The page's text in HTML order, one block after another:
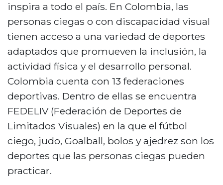
inspira a todo el país. En Colombia, las
personas ciegas o con discapacidad visual
tienen acceso a una variedad de deportes
adaptados que promueven la inclusión, la
actividad física y el desarrollo personal.
Colombia cuenta con 13 federaciones
deportivas. Dentro de ellas se encuentra
FEDELIV (Federación de Deportes de
Limitados Visuales) en la que el fútbol
ciego, judo, Goalball, bolos y ajedrez son los
deportes que las personas ciegas pueden
practicar.